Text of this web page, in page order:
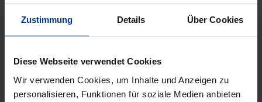
Zustimmung Details Über Cookies
Diese Webseite verwendet Cookies
Wir verwenden Cookies, um Inhalte und Anzeigen zu
personalisieren, Funktionen für soziale Medien anbieten
Available
may vary at checkout.
Add to Cart